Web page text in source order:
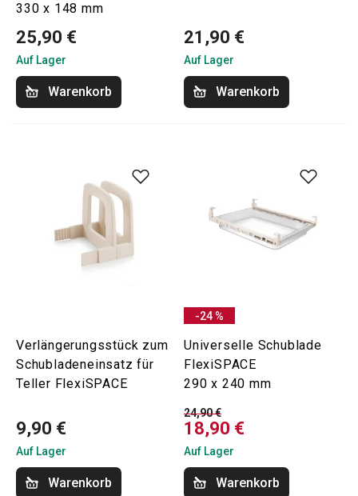
330 x 148 mm
25,90 €
Auf Lager
Warenkorb
21,90 €
Auf Lager
Warenkorb
Verlängerungsstück zum
Schubladeneinsatz für
Teller FlexiSPACE
9,90 €
Auf Lager
Warenkorb
-24 %
Universelle Schublade
FlexiSPACE
290 x 240 mm
24,90 €
18,90 €
Auf Lager
Warenkorb